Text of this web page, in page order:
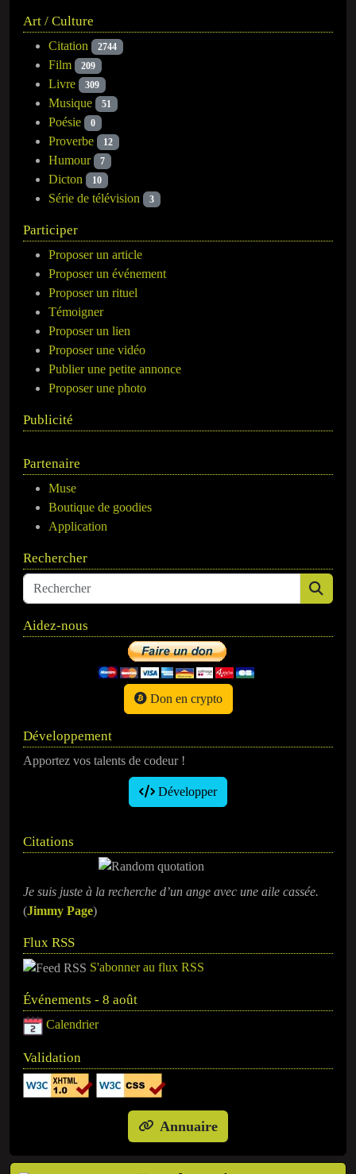
Art / Culture
Citation 2744
Film 209
Livre 309
Musique 51
Poésie 0
Proverbe 12
Humour 7
Dicton 10
Série de télévision 3
Participer
Proposer un article
Proposer un événement
Proposer un rituel
Témoigner
Proposer un lien
Proposer une vidéo
Publier une petite annonce
Proposer une photo
Publicité
Partenaire
Muse
Boutique de goodies
Application
Rechercher
Aidez-nous
Don en crypto
Développement
Apportez vos talents de codeur !
Développer
Citations
Je suis juste à la recherche d’un ange avec une aile cassée.
(Jimmy Page)
Flux RSS
S'abonner au flux RSS
Événements - 8 août
Calendrier
Validation
Annuaire